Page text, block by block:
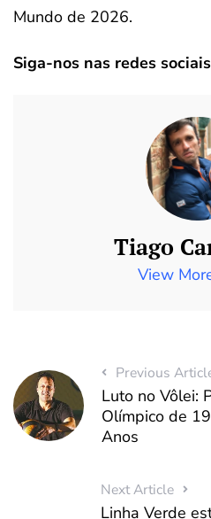
Mundo de 2026.
Siga-nos nas redes
Tiago
View
Previous
Luto no Vôlei:
Olímpico de
Anos
Next Article
Linha Verde